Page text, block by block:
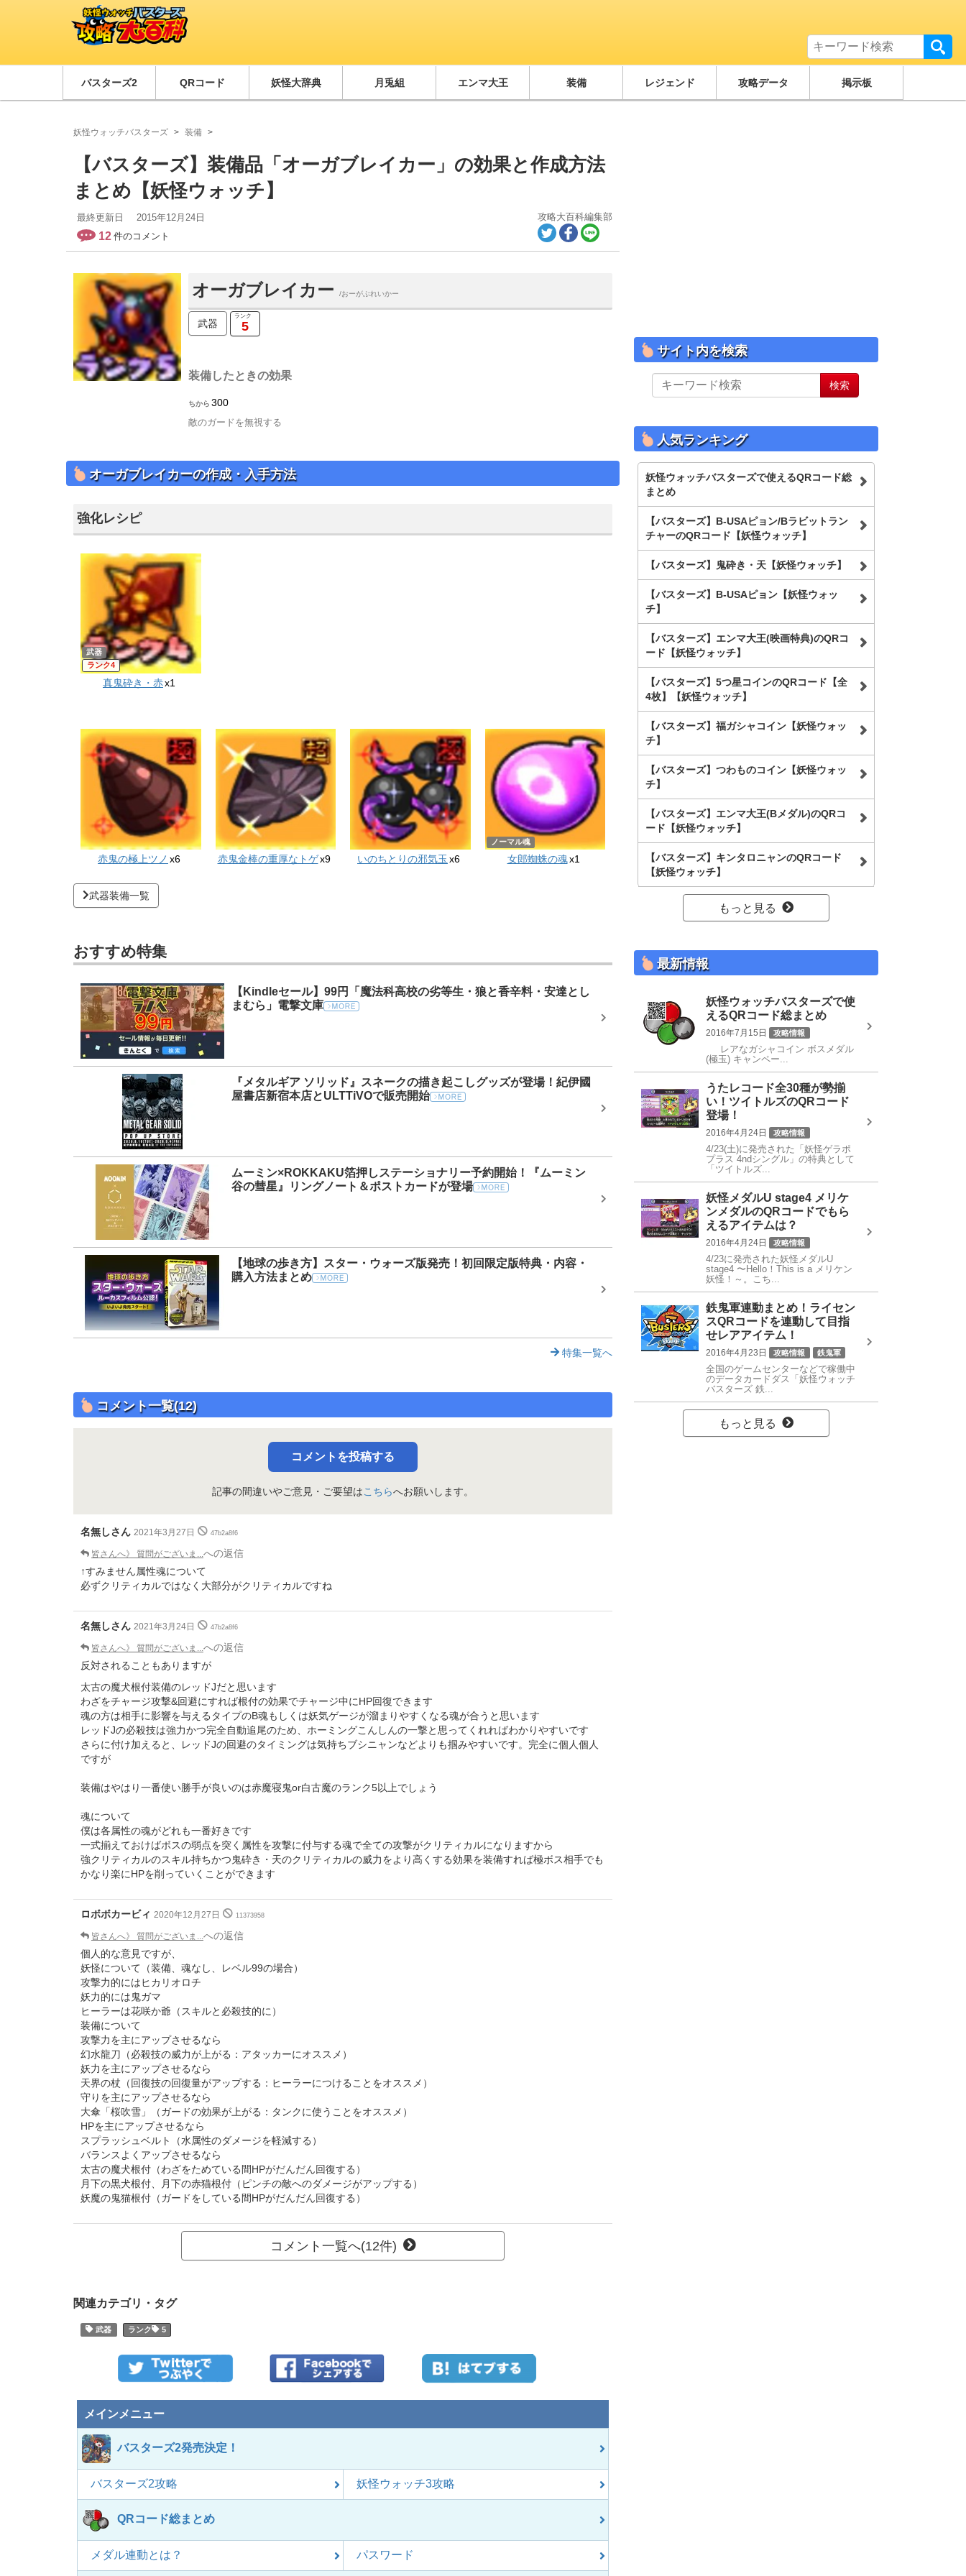
バスターズ2 QRコード 妖怪大辞典 月兎組 エンマ大王 装備 レジェンド 攻略データ 掲示板
妖怪ウォッチバスターズ 装備
【バスターズ】装備品「オーガブレイカー」の効果と作成方法
まとめ【妖怪ウォッチ】
最終更新日 2015年12月24日
12 件のコメント
攻略大百科編集部
オーガブレイカー /おーがぶれいかー
武器 5
装備したときの効果
ちから 300
敵のガードを無視する
オーガブレイカーの作成・入手方法
強化レシピ
武器
4
真鬼砕き・赤x1
赤鬼の極上ツノ x6 赤鬼金棒の重厚なトゲx9 いのちとりの邪気玉 x6
ノーマル魂
女郎蜘蛛の魂x1
武器装備一覧
おすすめ特集
【Kindleセール】99円「魔法科高校の劣等生・狼と香辛料・安達とし
まむら」電撃文庫
『メタルギア ソリッド』スネークの描き起こしグッズが登場！紀伊國
屋書店新宿本店とULTTiVOで販売開始
ムーミン×ROKKAKU箔押しステーショナリー予約開始！『ムーミン
谷の彗星』リングノート＆ポストカードが登場
【地球の歩き方】スター・ウォーズ版発売！初回限定版特典・内容・
購入方法まとめ
特集一覧へ
コメント一覧(12)
コメントを投稿する
記事の間違いやご意見・ご要望はこちらへお願いします。
名無しさん 2021年3月27日 47b2a8f6
皆さんへ》 質問がございま... への返信
↑すみません属性魂について
必ずクリティカルではなく大部分がクリティカルですね
名無しさん 2021年3月24日 47b2a8f6
皆さんへ》 質問がございま... への返信
反対されることもありますが
太古の魔犬根付装備のレッドJだと思います
わざをチャージ攻撃&回避にすれば根付の効果でチャージ中にHP回復できます
魂の方は相手に影響を与えるタイプのB魂もしくは妖気ゲージが溜まりやすくなる魂が合うと思います
レッドJの必殺技は強力かつ完全自動追尾のため、ホーミングこんしんの一撃と思ってくれればわかりやすいです
さらに付け加えると、レッドJの回避のタイミングは気持ちブシニャンなどよりも掴みやすいです。完全に個人個人
ですが
装備はやはり一番使い勝手が良いのは赤魔寝鬼or白古魔のランク5以上でしょう
魂について
僕は各属性の魂がどれも一番好きです
一式揃えておけばボスの弱点を突く属性を攻撃に付与する魂で全ての攻撃がクリティカルになりますから
強クリティカルのスキル持ちかつ鬼砕き・天のクリティカルの威力をより高くする効果を装備すれば極ボス相手でも
かなり楽にHPを削っていくことができます
ロボボカービィ 2020年12月27日 11373958
皆さんへ》 質問がございま... への返信
個人的な意見ですが、
妖怪について（装備、魂なし、レベル99の場合）
攻撃力的にはヒカリオロチ
妖力的には鬼ガマ
ヒーラーは花咲か爺（スキルと必殺技的に）
装備について
攻撃力を主にアップさせるなら
幻水龍刀（必殺技の威力が上がる：アタッカーにオススメ）
妖力を主にアップさせるなら
天界の杖（回復技の回復量がアップする：ヒーラーにつけることをオススメ）
守りを主にアップさせるなら
大傘「桜吹雪」（ガードの効果が上がる：タンクに使うことをオススメ）
HPを主にアップさせるなら
スプラッシュベルト（水属性のダメージを軽減する）
バランスよくアップさせるなら
太古の魔犬根付（わざをためている間HPがだんだん回復する）
月下の黒犬根付、月下の赤猫根付（ピンチの敵へのダメージがアップする）
妖魔の鬼猫根付（ガードをしている間HPがだんだん回復する）
コメント一覧へ(12件)
関連カテゴリ・タグ
武器 5
メインメニュー
バスターズ2発売決定！
バスターズ2攻略 妖怪ウォッチ3攻略
QRコード総まとめ
メダル連動とは？ パスワード
サイト内を検索
イ
を
検
索
検索
人気ランキング
妖怪ウォッチバスターズで使えるQRコード総
まとめ
【バスターズ】B-USAピョン/Bラビットラン
チャーのQRコード【妖怪ウォッチ】
【バスターズ】鬼砕き・天【妖怪ウォッチ】
【バスターズ】B-USAピョン【妖怪ウォッ
チ】
【バスターズ】エンマ大王(映画特典)のQRコ
ード【妖怪ウォッチ】
【バスターズ】5つ星コインのQRコード【全
4枚】【妖怪ウォッチ】
【バスターズ】福ガシャコイン【妖怪ウォッ
チ】
【バスターズ】つわものコイン【妖怪ウォッ
チ】
【バスターズ】エンマ大王(Bメダル)のQRコ
ード【妖怪ウォッチ】
【バスターズ】キンタロニャンのQRコード
【妖怪ウォッチ】
もっと見る
最新情報
妖怪ウォッチバスターズで使
えるQRコード総まとめ
2016年7月15日
攻略情報
QRコード
レアなガシャコイン ボスメダル
(極玉) キャンペー...
うたレコード全30種が勢揃
い！ツイトルズのQRコード
登場！
2016年4月24日
攻略情報
うたレコード
4/23(土)に発売された「妖怪ゲラポ
プラス 4ndシングル」の特典として
「ツイトルズ...
妖怪メダルU stage4 メリケ
ンメダルのQRコードでもら
えるアイテムは？
2016年4月24日
攻略情報
QRコード
4/23に発売された妖怪メダルU
stage4 〜Hello！This is a メリケン
妖怪！～。こち...
鉄鬼軍連動まとめ！ライセン
スQRコードを連動して目指
せレアアイテム！
2016年4月23日 攻略情報 鉄鬼軍
全国のゲームセンターなどで稼働中
のデータカードダス「妖怪ウォッチ
バスターズ 鉄...
もっと見る